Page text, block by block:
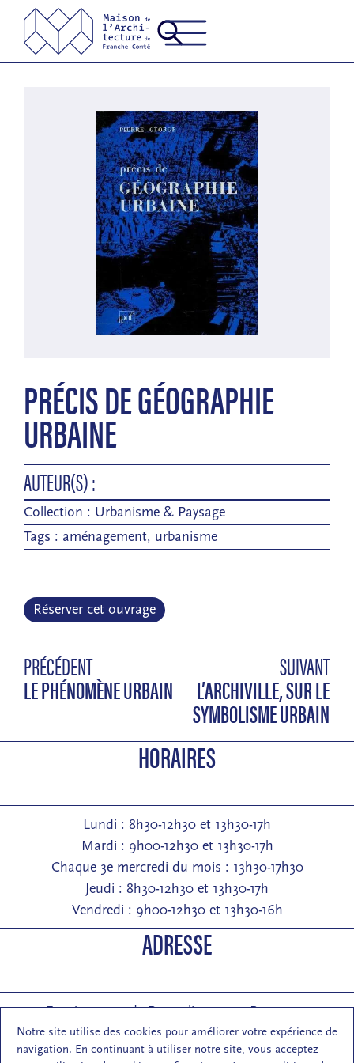
Notre site utilise des cookies pour améliorer votre expérience de
navigation. En continuant à utiliser notre site, vous acceptez
PRÉCIS DE GÉOGRAPHIE
URBAINE
AUTEUR(S) :
Collection : Urbanisme & Paysage
Tags : aménagement, urbanisme
Réserver cet ouvrage
PRÉCÉDENT
LE PHÉNOMÈNE URBAIN
SUIVANT
L’ARCHIVILLE, SUR LE
SYMBOLISME URBAIN
HORAIRES
Lundi : 8h30-12h30 et 13h30-17h
Mardi : 9h00-12h30 et 13h30-17h
Chaque 3e mercredi du mois : 13h30-17h30
Jeudi : 8h30-12h30 et 13h30-17h
Vendredi : 9h00-12h30 et 13h30-16h
ADRESSE
Entrée : 2 rue de Pontarlier 25000 Besançon
Courrier : 1 rue des Martelots 25000 Besançon
E-mail : contact (at) maisondelarchi-fc.fr